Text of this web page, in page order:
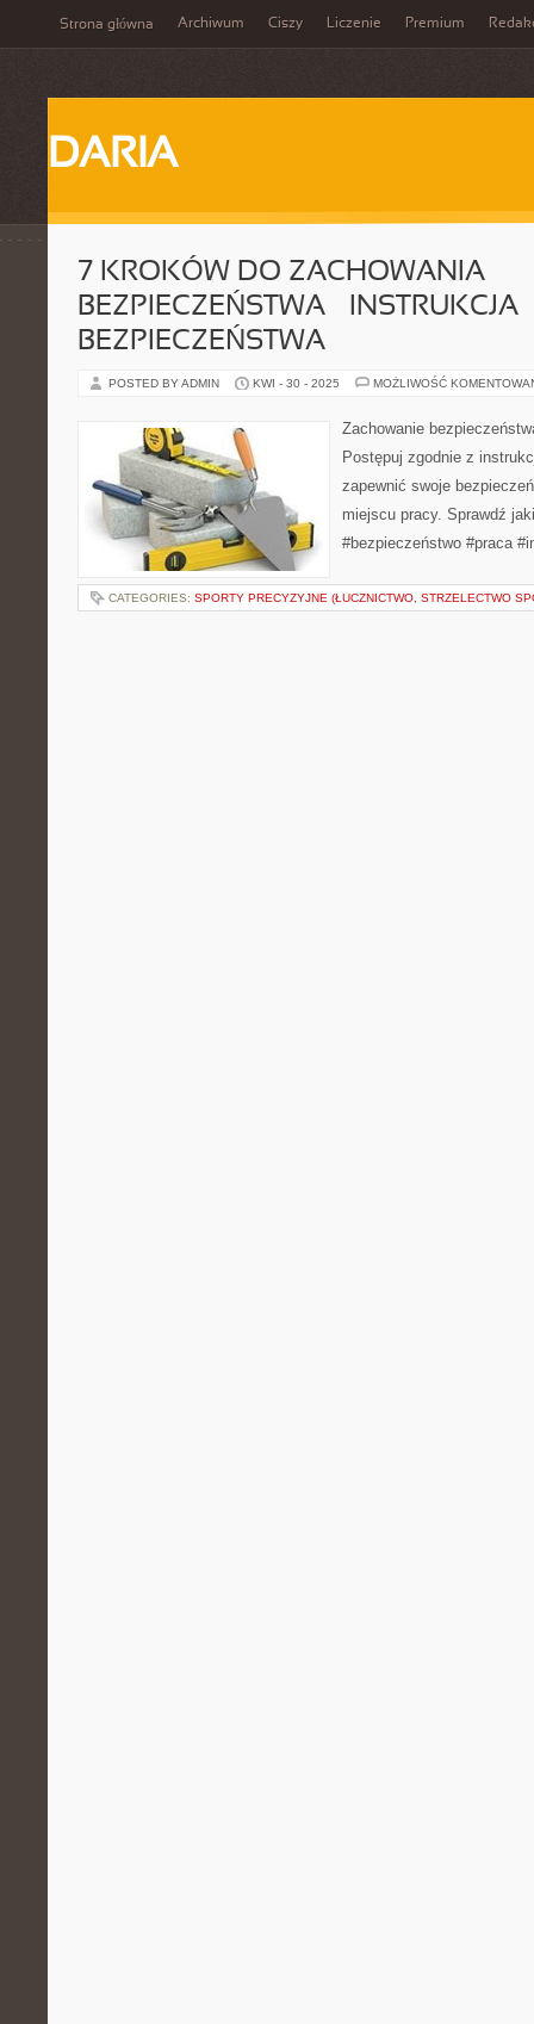
Strona główna Archiwum Ciszy Liczenie Premium
DARIA
7 KROKÓW DO ZACHOWANIA
BEZPIECZEŃSTWA – INSTRUKCJA
BEZPIECZEŃSTWA
POSTED BY ADMIN KWI - 30 - 2025 MOŻLIWOŚĆ
Zachowanie
Postępuj zgodnie z
zapewnić swoje
miejscu pracy. Sprawdź
#bezpieczeństwo #praca
CATEGORIES: SPORTY PRECYZYJNE (ŁUCZNICTWO, STRZELECTWO